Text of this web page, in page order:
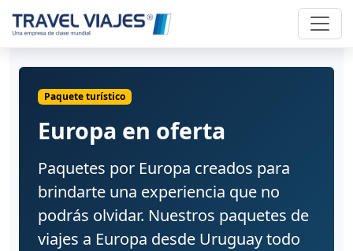
Paquete turístico
Europa en oferta
Paquetes por Europa creados para
brindarte una experiencia que no
podrás olvidar. Nuestros paquetes de
viajes a Europa desde Uruguay todo